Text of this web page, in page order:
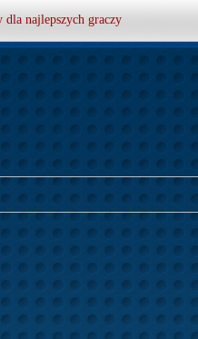
najlepszych graczy